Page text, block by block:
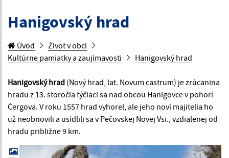
Hanigovský hrad
Úvod
Život v obci
Kultúrne pamiatky a zaujímavosti
Hanigovský hrad
Hanigovský hrad (Nový hrad, lat. Novum castrum) je zrúcanina
hradu z 13. storočia týčiaci sa nad obcou Hanigovce v pohorí
Čergova. V roku 1557 hrad vyhorel, ale jeho noví majitelia ho
už neobnovili a usídlili sa v Pečovskej Novej Vsi., vzdialenej od
hradu približne 9 km.